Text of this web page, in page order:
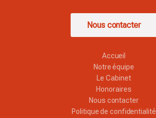
Accueil
Notre équipe
Le Cabinet
Honoraires
Nous contacter
Politique de confidentialité
Nous contacter